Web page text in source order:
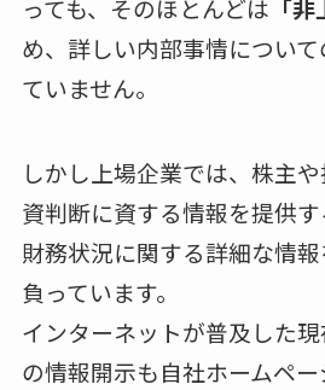
っても、そのほとんどは 「
め、詳しい内部事情につい
ていません。
しかし上場企業では、株主
資判断に資する情報を提供
財務状況に関する詳細な情
負っています。
インターネットが普及した
の情報開示も自社ホームペ